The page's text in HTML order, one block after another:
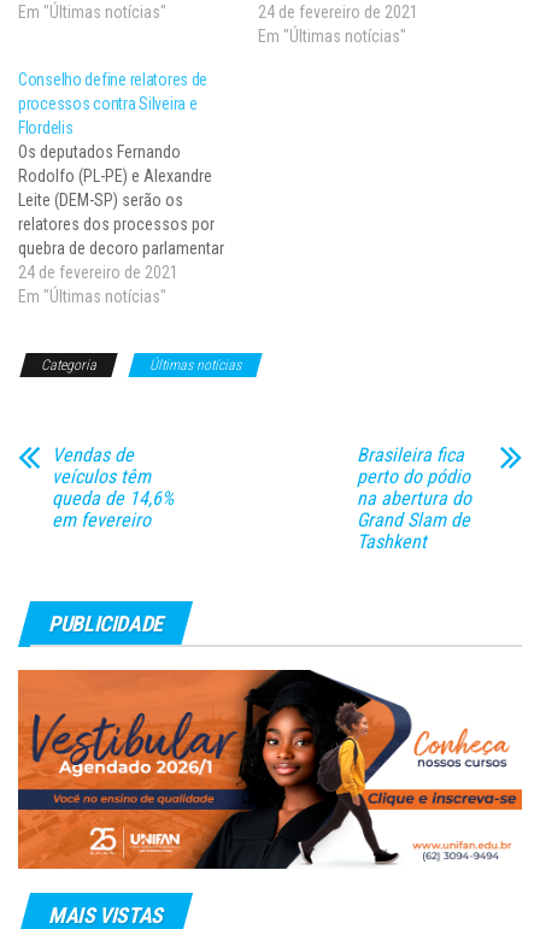
decisão foi tomada nesta
magistrados que compõem a
câmara. A decisão será
encaminhada dentro de 24
horas…
Em "Últimas notícias"
RJ) e Flordelis (PSD-RJ) por
quebra de decoro parlamentar.
24 de fevereiro de 2021
Em "Últimas notícias"
Conselho define relatores de
processos contra Silveira e
Flordelis
Os deputados Fernando
Rodolfo (PL-PE) e Alexandre
Leite (DEM-SP) serão os
relatores dos processos por
quebra de decoro parlamentar
contra Daniel Silveira (PSL-RJ)
e Flordelis (PSD-RJ) no
anunciada hoje (24) pelo
24 de fevereiro de 2021
Em "Últimas notícias"
Categoria Últimas notícias
Vendas de
veículos têm
queda de 14,6%
em fevereiro
Brasileira fica
perto do pódio
na abertura do
Grand Slam de
Tashkent
PUBLICIDADE
MAIS VISTAS